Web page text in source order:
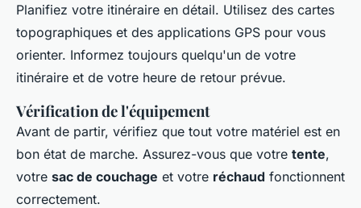
Planifiez votre itinéraire en détail. Utilisez des cartes
topographiques et des applications GPS pour vous
orienter. Informez toujours quelqu'un de votre
itinéraire et de votre heure de retour prévue.
Vérification de l'équipement
Avant de partir, vérifiez que tout votre matériel est en
bon état de marche. Assurez-vous que votre tente,
votre sac de couchage et votre réchaud fonctionnent
correctement.